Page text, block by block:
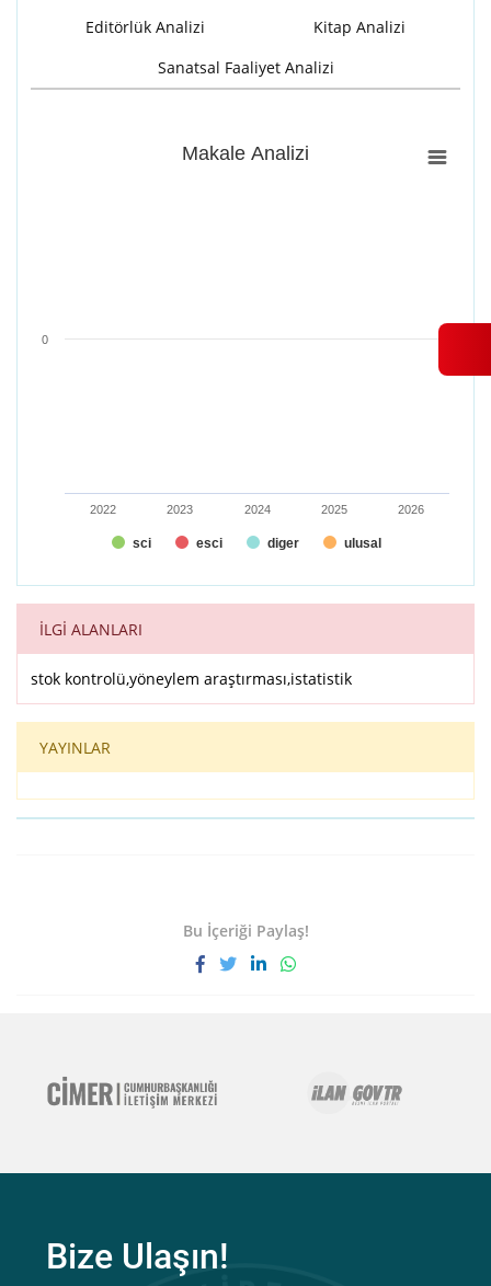
Editörlük Analizi
Kitap Analizi
Sanatsal Faaliyet Analizi
Makale Analizi
sci esci diger ulusal
2022 2023 2024 2025 2026
0
End of interactive chart.
İLGİ ALANLARI
stok kontrolü,yöneylem araştırması,istatistik
YAYINLAR
Bu İçeriği Paylaş!
Bize Ulaşın!